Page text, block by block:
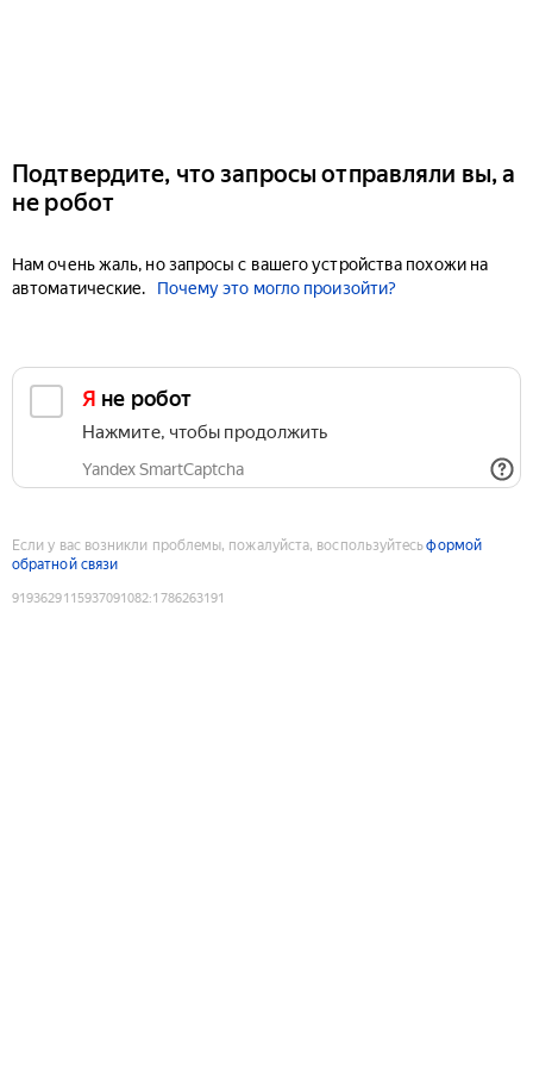
Подтвердите, что запросы отправляли вы, а
не робот
Нам очень жаль, но запросы с вашего устройства похожи на
автоматические.
Почему это могло произойти?
Я не робот
Нажмите, чтобы продолжить
Yandex SmartCaptcha
Если у вас возникли проблемы, пожалуйста, воспользуйтесьформой
обратной связи
9193629115937091082:1786263191